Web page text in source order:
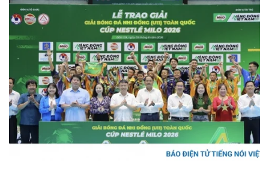
Cây thuốc
Sản phụ khoa
Nhi khoa
Nam khoa
Làm đẹp - giảm cân
Phòng mạch online
Ăn sạch sống khỏe
Blog
Tình yêu - Gia đình